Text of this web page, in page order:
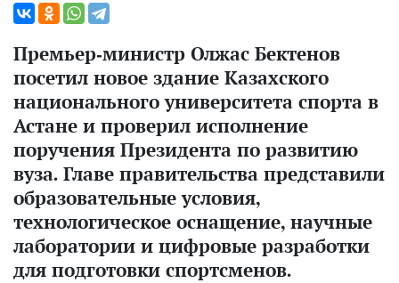
Премьер-министр Олжас Бектенов
посетил новое здание Казахского
национального университета спорта в
Астане и проверил исполнение
поручения Президента по развитию
вуза. Главе правительства представили
образовательные условия,
технологическое оснащение, научные
лаборатории и цифровые разработки
для подготовки спортсменов.